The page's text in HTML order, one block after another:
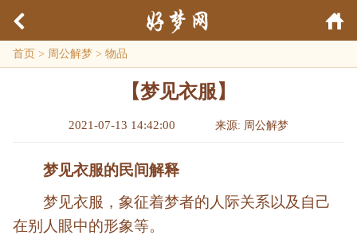
首页 > 周公解梦 > 物品
【梦见衣服】
2021-07-13 14:42:00 来源: 周公解梦
梦见衣服的民间解释
梦见衣服，象征着梦者的人际关系以及自己
在别人眼中的形象等。